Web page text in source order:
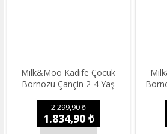
Milk&Moo Kadife Çocuk
Bornozu Çançin 2-4 Yaş
2.299,90 ₺
1.834,90 ₺